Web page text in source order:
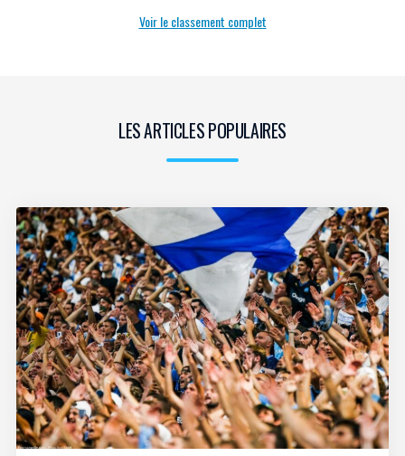
Voir le classement complet
LES ARTICLES POPULAIRES